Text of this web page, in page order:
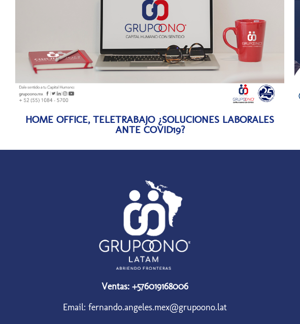
HOME OFFICE, TELETRABAJO ¿SOLUCIONES LABORALES
ANTE COVID19?
Ventas: +576019168006
Email: fernando.angeles.mex@grupoono.lat